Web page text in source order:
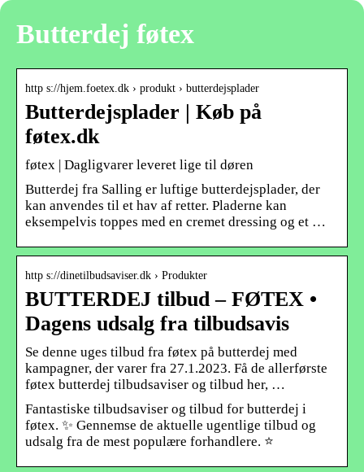
Butterdej føtex
http s://hjem.foetex.dk › produkt › butterdejsplader
Butterdejsplader | Køb på
føtex.dk
føtex | Dagligvarer leveret lige til døren
Butterdej fra Salling er luftige butterdejsplader, der
kan anvendes til et hav af retter. Pladerne kan
eksempelvis toppes med en cremet dressing og et …
http s://dinetilbudsaviser.dk › Produkter
BUTTERDEJ tilbud – FØTEX •
Dagens udsalg fra tilbudsavis
Se denne uges tilbud fra føtex på butterdej med
kampagner, der varer fra 27.1.2023. Få de allerførste
føtex butterdej tilbudsaviser og tilbud her, …
Fantastiske tilbudsaviser og tilbud for butterdej i
føtex. ✨ Gennemse de aktuelle ugentlige tilbud og
udsalg fra de mest populære forhandlere. ⭐